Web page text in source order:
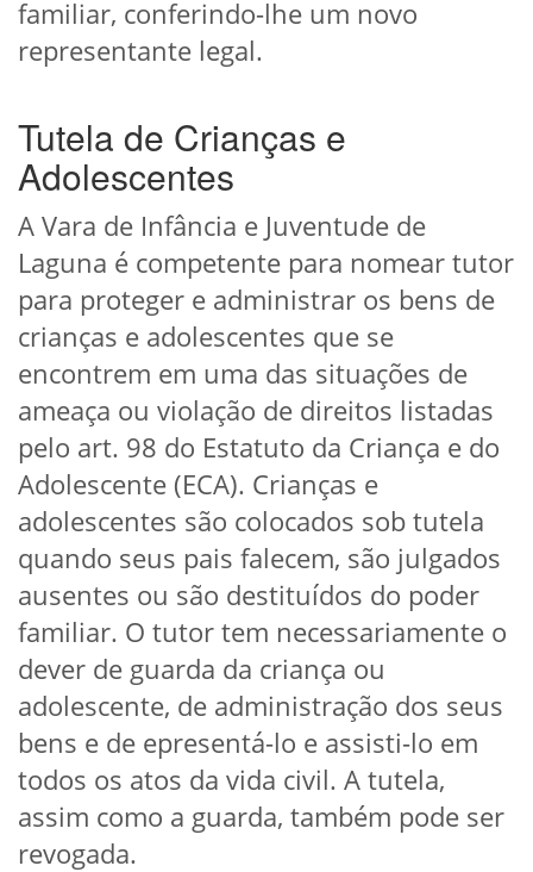
familiar, conferindo-lhe um novo
representante legal.
Tutela de Crianças e
Adolescentes
A Vara de Infância e Juventude de
Laguna é competente para nomear tutor
para proteger e administrar os bens de
crianças e adolescentes que se
encontrem em uma das situações de
ameaça ou violação de direitos listadas
pelo art. 98 do Estatuto da Criança e do
Adolescente (ECA). Crianças e
adolescentes são colocados sob tutela
quando seus pais falecem, são julgados
ausentes ou são destituídos do poder
familiar. O tutor tem necessariamente o
dever de guarda da criança ou
adolescente, de administração dos seus
bens e de epresentá-lo e assisti-lo em
todos os atos da vida civil. A tutela,
assim como a guarda, também pode ser
revogada.